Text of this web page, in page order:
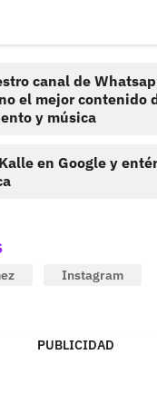
canal de
el mejor contenido
y música
en Google y
Instagram
PUBLICIDAD